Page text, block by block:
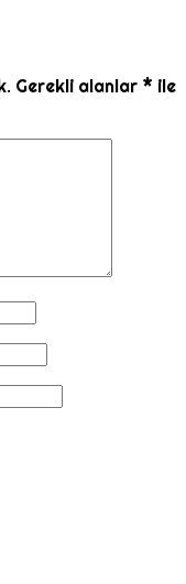
Gerekli alanlar * ile